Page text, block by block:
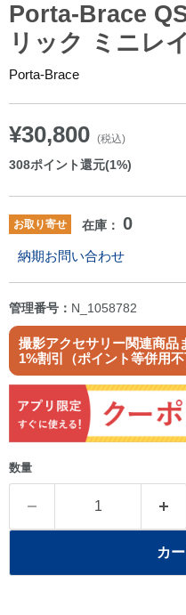
Porta-Brace
リック ミニレ
Porta-Brace
¥30,800 (税込)
308ポイント還元(1%)
お取り寄せ 在庫： 0
納期お問い合わせ
管理番号： N_1058782
撮影アクセサリー関連商品
1%割引（ポイント等併用不
数量
カ